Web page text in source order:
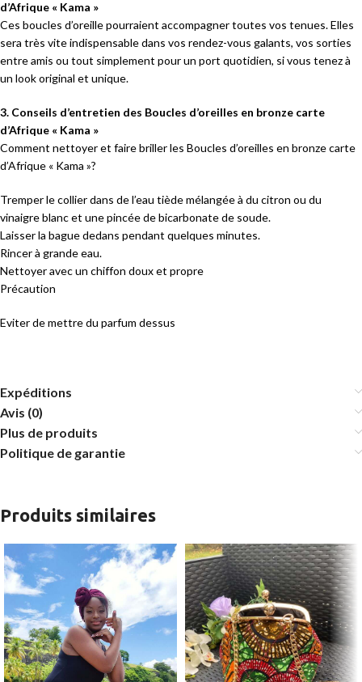
d’Afrique « Kama »
Ces boucles d’oreille pourraient accompagner toutes vos tenues. Elles
sera très vite indispensable dans vos rendez-vous galants, vos sorties
entre amis ou tout simplement pour un port quotidien, si vous tenez à
un look original et unique.
3. Conseils d’entretien des Boucles d’oreilles en bronze carte
d’Afrique « Kama »
Comment nettoyer et faire briller les Boucles d’oreilles en bronze carte
d’Afrique « Kama »?
Tremper le collier dans de l’eau tiède mélangée à du citron ou du
vinaigre blanc et une pincée de bicarbonate de soude.
Laisser la bague dedans pendant quelques minutes.
Rincer à grande eau.
Nettoyer avec un chiffon doux et propre
Précaution
Eviter de mettre du parfum dessus
Expéditions
Avis (0)
Plus de produits
Politique de garantie
Produits similaires